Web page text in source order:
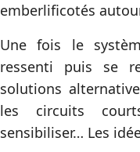
emberlificotés
Une fois le
ressenti puis se
solutions
les circuits
sensibiliser… Les